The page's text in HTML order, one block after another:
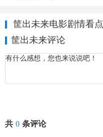
筐出未来电影剧情看点
筐出未来评论
共 0 条评论